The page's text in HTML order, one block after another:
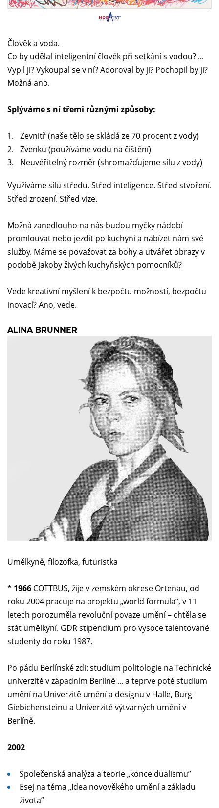
Člověk a voda.
Co by udělal inteligentní člověk při setkání s vodou? ...
Vypil ji? Vykoupal se v ní? Adoroval by ji? Pochopil by ji?
Možná ano.
Splýváme s ní třemi různými způsoby:
Zevnitř (naše tělo se skládá ze 70 procent z vody)
Zvenku (používáme vodu na čištění)
Neuvěřitelný rozměr (shromažďujeme sílu z vody)
Využíváme sílu středu. Střed inteligence. Střed stvoření.
Střed zrození. Střed vize.
Možná zanedlouho na nás budou myčky nádobí
promlouvat nebo jezdit po kuchyni a nabízet nám své
služby. Máme se považovat za bohy a utvářet obrazy v
podobě jakoby živých kuchyňských pomocníků?
Vede kreativní myšlení k bezpočtu možností, bezpočtu
inovací? Ano, vede.
ALINA BRUNNER
Umělkyně, filozofka, futuristka
* 1966 COTTBUS, žije v zemském okrese Ortenau, od
roku 2004 pracuje na projektu „world formula“, v 11
letech porozuměla revoluční povaze umění – chtěla se
stát umělkyní. GDR stipendium pro vysoce talentované
studenty do roku 1987.
Po pádu Berlínské zdi: studium politologie na Technické
univerzitě v západním Berlíně ... a teprve poté studium
umění na Univerzitě umění a designu v Halle, Burg
Giebichensteinu a Univerzitě výtvarných umění v
Berlíně.
2002
Společenská analýza a teorie „konce dualismu”
Esej na téma „Idea novověkého umění a základu
života”